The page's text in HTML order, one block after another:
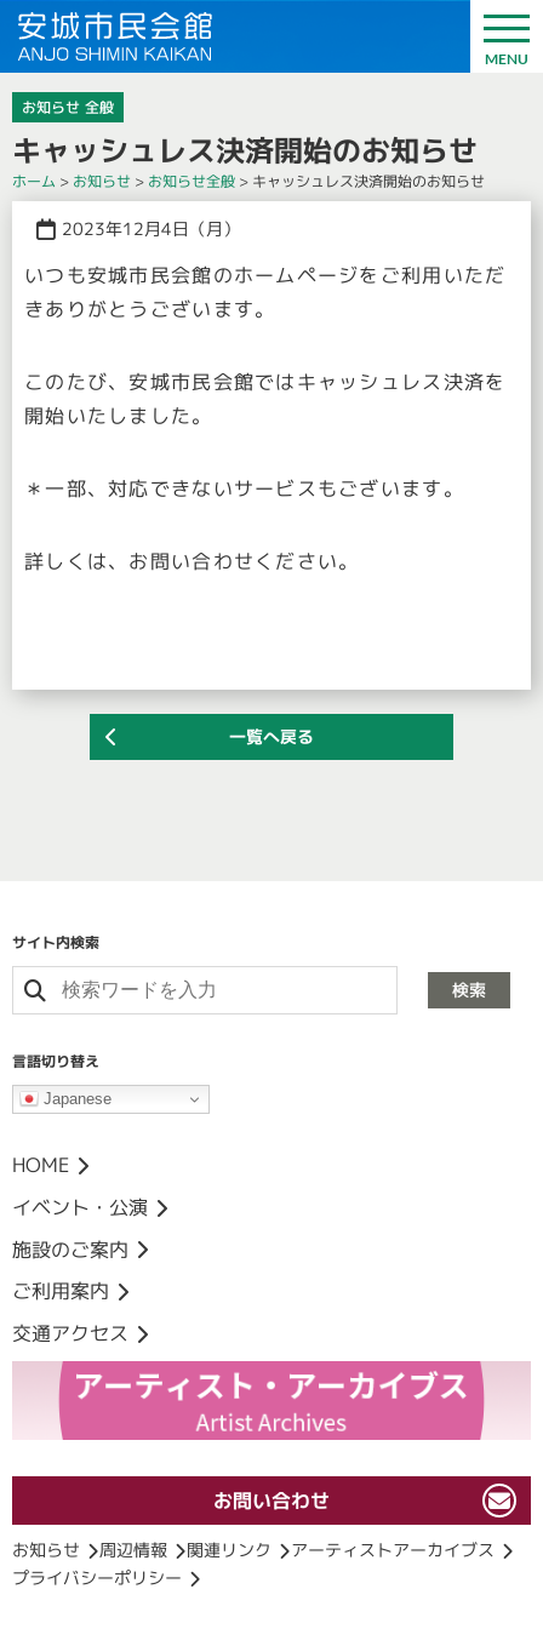
お知らせ 全般
キャッシュレス決済開始のお知らせ
ホーム > お知らせ > お知らせ全般 > キャッシュレス決済開始のお知らせ
2023年12月4日（月）
いつも安城市民会館のホームページをご利用いただ
きありがとうございます。
このたび、安城市民会館ではキャッシュレス決済を
開始いたしました。
＊一部、対応できないサービスもございます。
詳しくは、お問い合わせください。
一覧へ戻る
サイト内検索
検索
言語切り替え
Japanese
HOME
イベント・公演
施設のご案内
ご利用案内
交通アクセス
お問い合わせ
お知らせ 周辺情報 関連リンク
アーティストアーカイブス
プライバシーポリシー